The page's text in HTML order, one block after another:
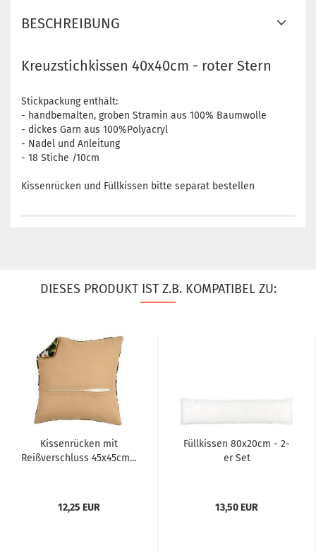
BESCHREIBUNG
Kreuzstichkissen 40x40cm - roter Stern
Stickpackung enthält:
- handbemalten, groben Stramin aus 100% Baumwolle
- dickes Garn aus 100%Polyacryl
- Nadel und Anleitung
- 18 Stiche /10cm
Kissenrücken und Füllkissen bitte separat bestellen
DIESES PRODUKT IST Z.B. KOMPATIBEL ZU:
Kissenrücken mit
Reißverschluss 45x45cm...
12,25 EUR
Füllkissen 80x20cm - 2-
er Set
13,50 EUR